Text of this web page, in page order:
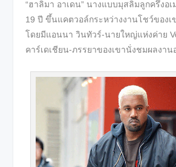
“ฮาลิมา อาเดน” นางแบบมุสลิมลูกครึ่งอ
19 ปี ขึ้นแคตวอล์กระหว่างงานโชว์ของ
โดยมีแอนนา วินทัวร์-นายใหญ่แห่งค่าย
คาร์เดเชียน-ภรรยาของเขานั่งชมผลงาน